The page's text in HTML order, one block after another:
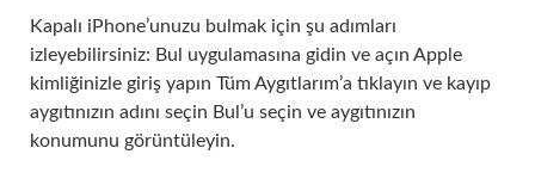
Kapalı iPhone’unuzu bulmak için şu adımları
izleyebilirsiniz: Bul uygulamasına gidin ve açın Apple
kimliğinizle giriş yapın Tüm Aygıtlarım’a tıklayın ve kayıp
aygıtınızın adını seçin Bul’u seçin ve aygıtınızın
konumunu görüntüleyin.